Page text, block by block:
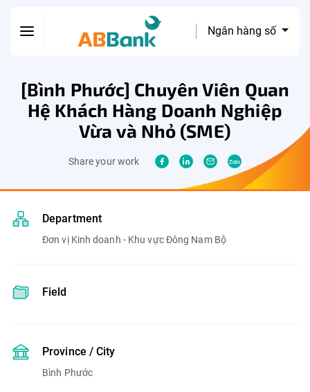
Ngân hàng số
[Bình Phước] Chuyên Viên Quan
Hệ Khách Hàng Doanh Nghiệp
Vừa và Nhỏ (SME)
Share your work
Department
Đơn vị Kinh doanh - Khu vực Đông Nam Bộ
Field
Province / City
Bình Phước